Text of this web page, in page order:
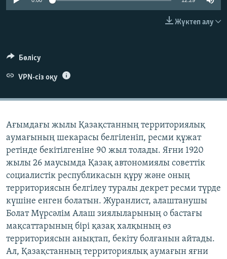
ЖАЗЫЛЫҢЫЗ
Басқа тілдерде
Жүктеп алу
Бөлісу
VPN-сіз оқу
Ағымдағы жылы Қазақстанның территориялық
аумағының шекарасы белгіленіп, ресми құжат
ретінде бекітілгеніне 90 жыл толады. Яғни 1920
жылы 26 маусымда Қазақ автономиялы советтік
социалистік республикасын құру және оның
территориясын белгілеу туралы декрет ресми түрде
күшіне енген болатын. Журанлист, алаштанушы
Болат Мүрсәлім Алаш зиялыларының о бастағы
мақсаттарының бірі қазақ халқының өз
территориясын анықтап, бекіту болғанын айтады.
Ал, Қазақстанның территориялық аумағын яғни